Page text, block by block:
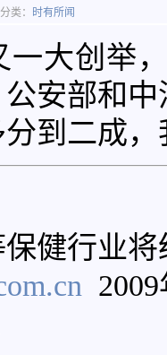
分类： 时有所闻
一大创举
安部和
到二成，
健行业